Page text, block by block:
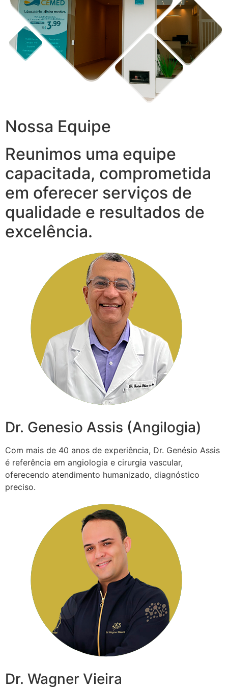
Nossa Equipe
Reunimos uma equipe
capacitada, comprometida
em oferecer serviços de
qualidade e resultados de
excelência.
Dr. Genesio Assis (Angilogia)
Com mais de 40 anos de experiência, Dr. Genésio Assis
é referência em angiologia e cirurgia vascular,
oferecendo atendimento humanizado, diagnóstico
preciso.
Dr. Wagner Vieira